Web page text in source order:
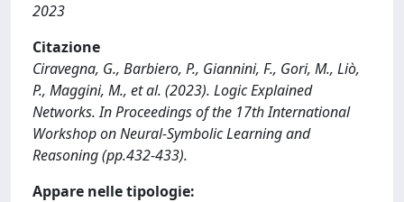
2023
Citazione
Ciravegna, G., Barbiero, P., Giannini, F., Gori, M., Liò,
P., Maggini, M., et al. (2023). Logic Explained
Networks. In Proceedings of the 17th International
Workshop on Neural-Symbolic Learning and
Reasoning (pp.432-433).
Appare nelle tipologie: